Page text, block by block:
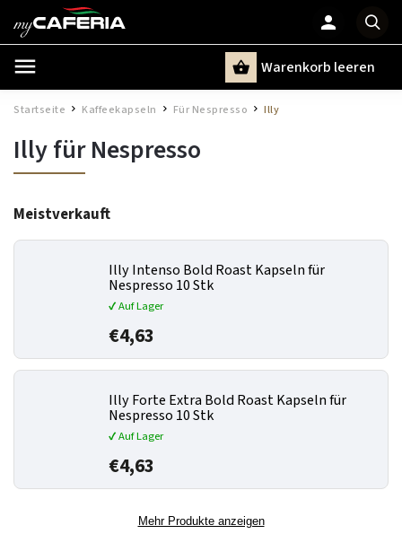
Warenkorb leeren
Startseite / Kaffeekapseln Für Nespresso / Illy
Illy für Nespresso
Meistverkauft
Illy Intenso Bold Roast Kapseln für
Nespresso 10 Stk
✔ Auf Lager
€4,63
Illy Forte Extra Bold Roast Kapseln für
Nespresso 10 Stk
✔ Auf Lager
€4,63
Mehr Produkte anzeigen